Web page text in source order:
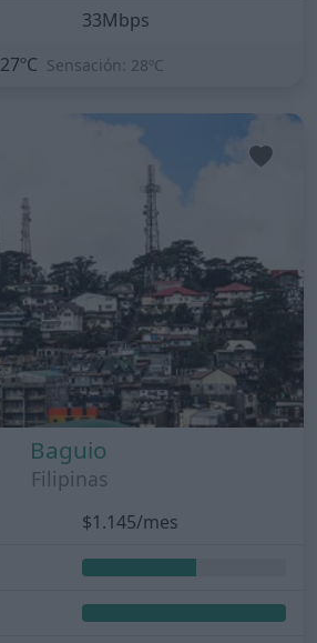
33Mbps
27ºC Sensación: 28ºC
Baguio
Filipinas
$1.145/mes